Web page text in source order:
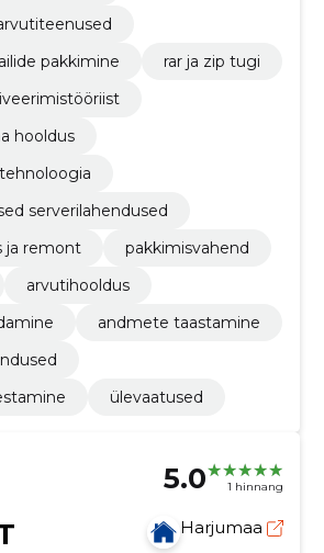
pakkimine
rar ja zip tugi
hooldus
serverilahendused
ja remont
pakkimisvahend
arvutihooldus
andmete taastamine
ülevaatused
5.0 1 hinnang
Harjumaa